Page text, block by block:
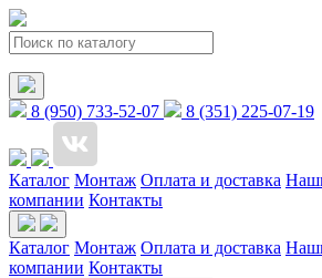
8 (950) 733-52-07 8 (351) 225-07-19
Каталог Монтаж Оплата и доставка
компании Контакты
Каталог Монтаж Оплата и доставка
компании Контакты